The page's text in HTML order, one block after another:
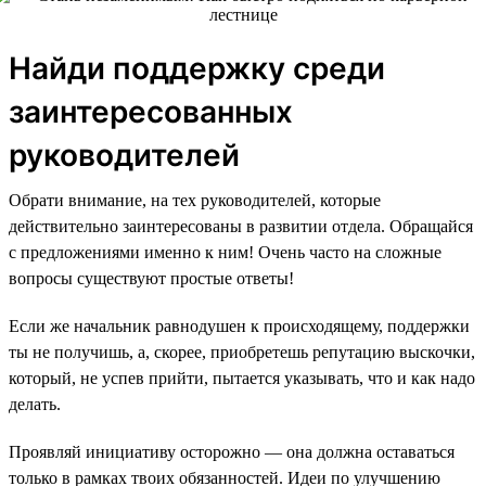
Найди поддержку среди
заинтересованных
руководителей
Обрати внимание, на тех руководителей, которые
действительно заинтересованы в развитии отдела. Обращайся
с предложениями именно к ним! Очень часто на сложные
вопросы существуют простые ответы!
Если же начальник равнодушен к происходящему, поддержки
ты не получишь, а, скорее, приобретешь репутацию выскочки,
который, не успев прийти, пытается указывать, что и как надо
делать.
Проявляй инициативу осторожно — она должна оставаться
только в рамках твоих обязанностей. Идеи по улучшению